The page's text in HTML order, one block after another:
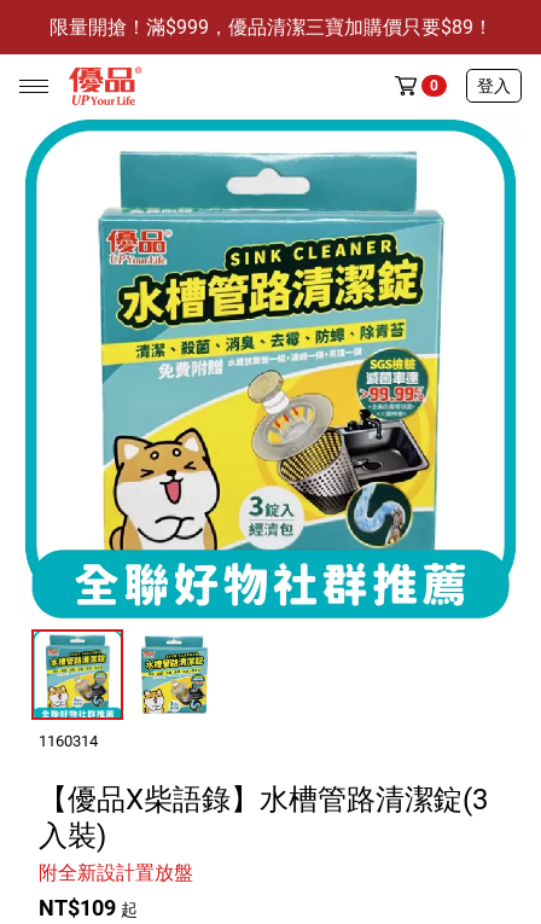
限量開搶！滿$999，優品清潔三寶加購價只要$89！
防霉清潔好幫手-任3件贈保濕抗菌洗手乳
限量開搶！滿$999，優品清潔三寶加購價只要$89！
0 登入
🔥任選1件折9元-新老客戶感恩回饋
防霉清潔好幫手(任3件，贈抗菌保濕洗手乳)
室內外除蟲專區
媽媽廚房專區
浴室清潔專區
清潔大掃除專區
精油香氛專區
強效誘引捕黏板
優品x柴語錄
團購專區
1160314
【優品X柴語錄】水槽管路清潔錠(3
入裝)
附全新設計置放盤
NT$109 起